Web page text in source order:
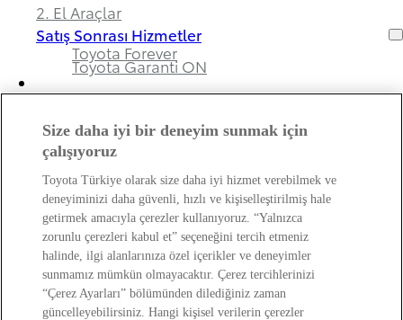
2. El Araçlar
Satış Sonrası Hizmetler
Toyota Forever
Toyota Garanti ON
Bayimiz ve Toyota Hakkında
Hakkımızda
Bayi Bilgileri
Toyota Hakkında
Bayi Banka Hesap Bilgileri ve Sigorta Şirketleri
Kişisel Verilerin Korunması Hakkında
Bilgilendirme
Size daha iyi bir deneyim sunmak için
çalışıyoruz
Toyota Türkiye olarak size daha iyi hizmet verebilmek ve
deneyiminizi daha güvenli, hızlı ve kişiselleştirilmiş hale
getirmek amacıyla çerezler kullanıyoruz. “Yalnızca
zorunlu çerezleri kabul et” seçeneğini tercih etmeniz
halinde, ilgi alanlarınıza özel içerikler ve deneyimler
sunmamız mümkün olmayacaktır. Çerez tercihlerinizi
“Çerez Ayarları” bölümünden dilediğiniz zaman
güncelleyebilirsiniz. Hangi kişisel verilerin çerezler